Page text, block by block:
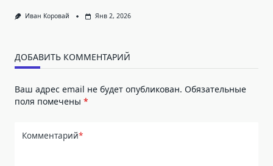
Иван Коровай Янв 2, 2026
ДОБАВИТЬ КОММЕНТАРИЙ
Ваш адрес email не будет опубликован. Обязательные
поля помечены *
Комментарий*